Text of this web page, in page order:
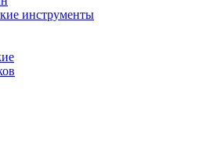
инструменты